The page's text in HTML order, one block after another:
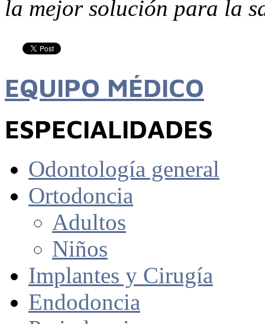
la mejor solución para la
EQUIPO MÉDICO
ESPECIALIDADES
Odontología general
Ortodoncia
Adultos
Niños
Implantes y Cirugía
Endodoncia